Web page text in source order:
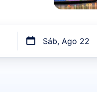
Sáb, Ago 22